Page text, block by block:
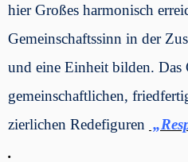
hier Großes harmonisch
Gemeinschaftssinn in der
und eine Einheit bilden. Das
gemeinschaftlichen,
zierlichen Redefiguren
.